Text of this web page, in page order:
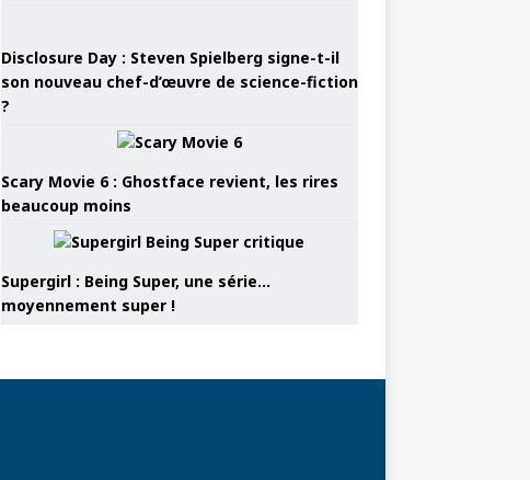
Disclosure Day : Steven Spielberg signe-t-il
son nouveau chef-d’œuvre de science-fiction
?
Scary Movie 6 : Ghostface revient, les rires
beaucoup moins
Supergirl : Being Super, une série…
moyennement super !